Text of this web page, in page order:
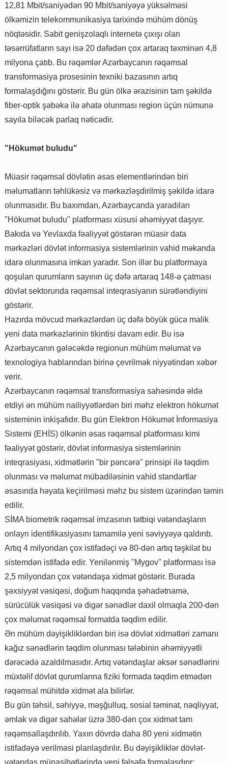
12,81 Mbit/saniyədən 90 Mbit/saniyəyə yüksəlməsi
ölkəmizin telekommunikasiya tarixində mühüm dönüş
nöqtəsidir. Sabit genişzolaqlı internetə çıxışı olan
təsərrüfatların sayı isə 20 dəfədən çox artaraq təxminən 4,8
milyona çatıb. Bu rəqəmlər Azərbaycanın rəqəmsal
transformasiya prosesinin texniki bazasının artıq
formalaşdığını göstərir. Bu gün ölkə ərazisinin tam şəkildə
fiber-optik şəbəkə ilə əhatə olunması region üçün nümunə
sayıla biləcək parlaq nəticədir.
"Hökumət buludu"
Müasir rəqəmsal dövlətin əsas elementlərindən biri
məlumatların təhlükəsiz və mərkəzləşdirilmiş şəkildə idarə
olunmasıdır. Bu baxımdan, Azərbaycanda yaradılan
"Hökumət buludu" platforması xüsusi əhəmiyyət daşıyır.
Bakıda və Yevlaxda fəaliyyət göstərən müasir data
mərkəzləri dövlət informasiya sistemlərinin vahid məkanda
idarə olunmasına imkan yaradır. Son illər bu platformaya
qoşulan qurumların sayının üç dəfə artaraq 148-ə çatması
dövlət sektorunda rəqəmsal inteqrasiyanın sürətləndiyini
göstərir.
Hazırda mövcud mərkəzlərdən üç dəfə böyük gücə malik
yeni data mərkəzlərinin tikintisi davam edir. Bu isə
Azərbaycanın gələcəkdə regionun mühüm məlumat və
texnologiya hablarından birinə çevrilmək niyyətindən xəbər
verir.
Azərbaycanın rəqəmsal transformasiya sahəsində əldə
etdiyi ən mühüm nailiyyətlərdən biri məhz elektron hökumət
sisteminin inkişafıdır. Bu gün Elektron Hökumət İnformasiya
Sistemi (EHİS) ölkənin əsas rəqəmsal platforması kimi
fəaliyyət göstərir, dövlət informasiya sistemlərinin
inteqrasiyası, xidmətlərin "bir pəncərə" prinsipi ilə təqdim
olunması və məlumat mübadiləsinin vahid standartlar
əsasında həyata keçirilməsi məhz bu sistem üzərindən təmin
edilir.
SİMA biometrik rəqəmsal imzasının tətbiqi vətəndaşların
onlayn identifikasiyasını tamamilə yeni səviyyəyə qaldırıb.
Artıq 4 milyondan çox istifadəçi və 80-dən artıq təşkilat bu
sistemdən istifadə edir. Yenilənmiş "Mygov" platforması isə
2,5 milyondan çox vətəndaşa xidmət göstərir. Burada
şəxsiyyət vəsiqəsi, doğum haqqında şəhadətnamə,
sürücülük vəsiqəsi və digər sənədlər daxil olmaqla 200-dən
çox məlumat rəqəmsal formatda təqdim edilir.
Ən mühüm dəyişikliklərdən biri isə dövlət xidmətləri zamanı
kağız sənədlərin təqdim olunması tələbinin əhəmiyyətli
dərəcədə azaldılmasıdır. Artıq vətəndaşlar əksər sənədlərini
müxtəlif dövlət qurumlarına fiziki formada təqdim etmədən
rəqəmsal mühitdə xidmət ala bilirlər.
Bu gün təhsil, səhiyyə, məşğulluq, sosial təminat, nəqliyyat,
əmlak və digər sahələr üzrə 380-dən çox xidmət tam
rəqəmsallaşdırılıb. Yaxın dövrdə daha 80 yeni xidmətin
istifadəyə verilməsi planlaşdırılır. Bu dəyişikliklər dövlət-
vətəndaş münasibətlərində yeni fəlsəfə formalaşdırır: